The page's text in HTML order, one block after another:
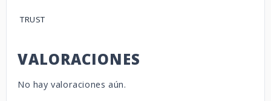
TRUST
VALORACIONES
No hay valoraciones aún.